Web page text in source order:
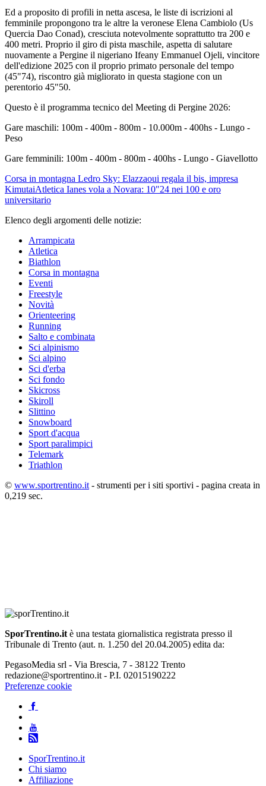
Ed a proposito di profili in netta ascesa, le liste di iscrizioni al
femminile propongono tra le altre la veronese Elena Cambiolo (Us
Quercia Dao Conad), cresciuta notevolmente soprattutto tra 200 e
400 metri. Proprio il giro di pista maschile, aspetta di salutare
nuovamente a Pergine il nigeriano Ifeany Emmanuel Ojeli, vincitore
dell'edizione 2025 con il proprio primato personale del tempo
(45"74), riscontro già migliorato in questa stagione con un
perentorio 45"50.
Questo è il programma tecnico del Meeting di Pergine 2026:
Gare maschili: 100m - 400m - 800m - 10.000m - 400hs - Lungo -
Peso
Gare femminili: 100m - 400m - 800m - 400hs - Lungo - Giavellotto
Corsa in montagna Ledro Sky: Elazzaoui regala il bis, impresa
KimutaiAtletica Ianes vola a Novara: 10"24 nei 100 e oro
universitario
Elenco degli argomenti delle notizie:
Arrampicata
Atletica
Biathlon
Corsa in montagna
Eventi
Freestyle
Novità
Orienteering
Running
Salto e combinata
Sci alpinismo
Sci alpino
Sci d'erba
Sci fondo
Skicross
Skiroll
Slittino
Snowboard
Sport d'acqua
Sport paralimpici
Telemark
Triathlon
© www.sportrentino.it - strumenti per i siti sportivi - pagina creata in
0,219 sec.
SporTrentino.it è una testata giornalistica registrata presso il
Tribunale di Trento (aut. n. 1.250 del 20.04.2005) edita da:
PegasoMedia srl - Via Brescia, 7 - 38122 Trento
redazione@sportrentino.it - P.I. 02015190222
Preferenze cookie
SporTrentino.it
Chi siamo
Affiliazione